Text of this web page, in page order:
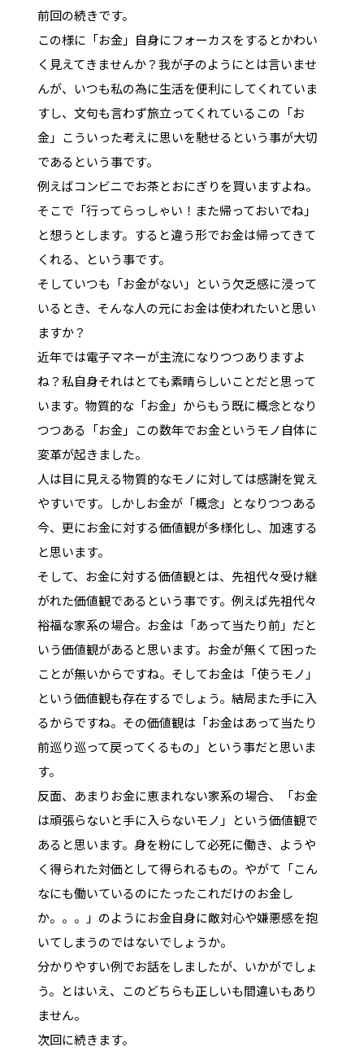
前回の続きです。
この様に「お金」自身にフォーカスをするとかわい
く見えてきませんか？我が子のようにとは言いませ
んが、いつも私の為に生活を便利にしてくれていま
すし、文句も言わず旅立ってくれているこの「お
金」こういった考えに思いを馳せるという事が大切
であるという事です。
例えばコンビニでお茶とおにぎりを買いますよね。
そこで「行ってらっしゃい！また帰っておいでね」
と想うとします。すると違う形でお金は帰ってきて
くれる、という事です。
そしていつも「お金がない」という欠乏感に浸って
いるとき、そんな人の元にお金は使われたいと思い
ますか？
近年では電子マネーが主流になりつつありますよ
ね？私自身それはとても素晴らしいことだと思って
います。物質的な「お金」からもう既に概念となり
つつある「お金」この数年でお金というモノ自体に
変革が起きました。
人は目に見える物質的なモノに対しては感謝を覚え
やすいです。しかしお金が「概念」となりつつある
今、更にお金に対する価値観が多様化し、加速する
と思います。
そして、お金に対する価値観とは、先祖代々受け継
がれた価値観であるという事です。例えば先祖代々
裕福な家系の場合。お金は「あって当たり前」だと
いう価値観があると思います。お金が無くて困った
ことが無いからですね。そしてお金は「使うモノ」
という価値観も存在するでしょう。結局また手に入
るからですね。その価値観は「お金はあって当たり
前巡り巡って戻ってくるもの」という事だと思いま
す。
反面、あまりお金に恵まれない家系の場合、「お金
は頑張らないと手に入らないモノ」という価値観で
あると思います。身を粉にして必死に働き、ようや
く得られた対価として得られるもの。やがて「こん
なにも働いているのにたったこれだけのお金し
か。。。」のようにお金自身に敵対心や嫌悪感を抱
いてしまうのではないでしょうか。
分かりやすい例でお話をしましたが、いかがでしょ
う。とはいえ、このどちらも正しいも間違いもあり
ません。
次回に続きます。